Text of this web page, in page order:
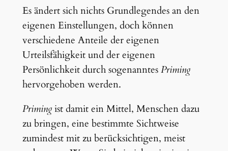
Es ändert sich nichts Grundlegendes an den
eigenen Einstellungen, doch können
verschiedene Anteile der eigenen
Urteilsfähigkeit und der eigenen
Persönlichkeit durch sogenanntesPriming
hervorgehoben werden.
Primingist damit ein Mittel, Menschen dazu
zu bringen, eine bestimmte Sichtweise
zumindest mit zu berücksichtigen, meist